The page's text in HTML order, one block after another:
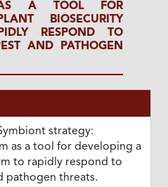
AS A TOOL FOR
BIOSECURITY
RESPOND TO
AND PATHOGEN
strategy:
as a tool for developing a
to rapidly respond to
pathogen threats.